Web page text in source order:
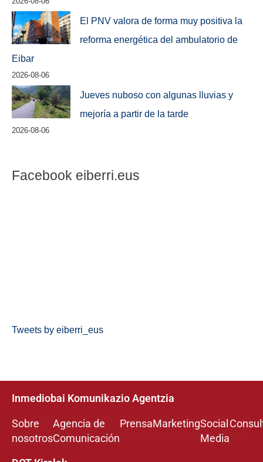
El PNV valora de forma muy positiva la
reforma energética del ambulatorio de
Eibar
2026-08-06
Jueves nuboso con algunas lluvias y
mejoría a partir de la tarde
2026-08-06
Facebook eiberri.eus
Tweets by eiberri_eus
Inmediobai Komunikazio Agentzia
Sobre
nosotros
Agencia de
Comunicación
PrensaMarketingSocial
Media